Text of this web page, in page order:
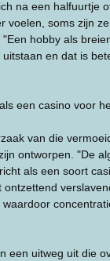
na een halfuurtje
voelen, soms zijn
hobby als
en dat is
een casino voor
van die
ontworpen. "De
als een soort
een uitweg uit die